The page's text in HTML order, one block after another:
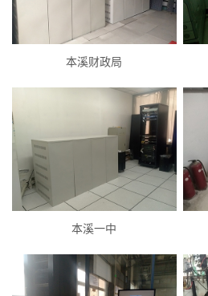
本溪财政局
本溪一中